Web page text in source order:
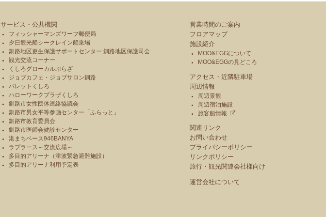
サービス・公共機関
フィッシャーマンズワーフ郵便局
夕日観光船シークレイン船乗場
釧路地区更生保護サポートセンター 釧路地区保護司会
観光交流コーナー
くしろグローカルぷらざ
ジョブカフェ・ジョブサロン釧路
パレットくしろ
ハローワークプラザくしろ
釧路市女性団体連絡協議会
釧路市男女平等参画センター「ふらっと」
釧路市教育委員会
釧路市医師会健診センター
港まちベース946BANYA
ラプラース～交流広場～
多目的アリーナ（津波緊急避難施設）
多目的アリーナ利用予定表
営業時間のご案内
フロアマップ
施設紹介
MOO&EGGについて
MOO&EGGの見どころ
アクセス・近隣駐車場
周辺情報
周辺景観
周辺宿泊施設
旅客船情報
関連リンク
お問い合わせ
プライバシーポリシー
リンクポリシー
旅行・観光関連会社様向け
運営会社について